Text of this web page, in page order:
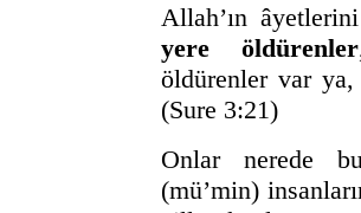
Allah’ın
yere öldürenler
öldürenler var
(Sure 3:21)
Onlar nerede
(mü’min)